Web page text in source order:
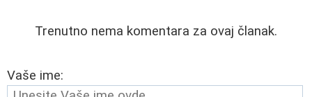
Trenutno nema komentara za ovaj članak.
Vaše ime: